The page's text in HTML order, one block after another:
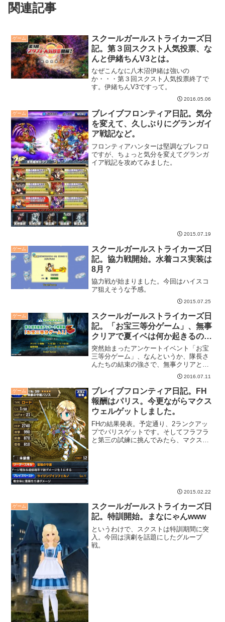
関連記事
ゲーム
スクールガールストライカーズ日
記。第３回スクスト人気投票、な
んと伊緒ちんV3とは。
なぜこんなに八木沼伊緒は強いの
か・・・第３回スクスト人気投票終了で
す。伊緒ちんV3ですって。
2016.05.06
ゲーム
ブレイブフロンティア日記。気分
を変えて、久しぶりにグランガイ
ア戦記など。
フロンティアハンターは堅調なブレフロ
ですが、ちょっと気分を変えてグランガ
イア戦記を攻めてみました。
2015.07.19
ゲーム
スクールガールストライカーズ日
記。協力戦開始。水着コス実装は
8月？
協力戦が始まりました。今回はハイスコ
ア狙えそうな予感。
2015.07.25
ゲーム
スクールガールストライカーズ日
記。「お宝三等分ゲーム」、無事
クリアで夏イベは何か起きるの
か？
突然始まったアンケートイベント「お宝
三等分ゲーム」、なんというか、隊長さ
んたちの結束の強さで、無事クリアとな
2016.07.11
ゲーム
ブレイブフロンティア日記。FH
報酬はパリス。今更ながらマクス
ウェルゲットしました。
FHの結果発表。予定通り、2ランクアッ
プでパリスゲットです。そしてフラフラ
と第三の試練に挑んでみたら、マクスウ
2015.02.22
ゲーム
スクールガールストライカーズ日
記。特訓開始。まなにゃんwww
というわけで、スクストは特訓期間に突
入。今回は演劇を話題にしたグループ
戦。